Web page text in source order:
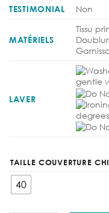
TESTIMONIAL Non
MATÉRIELS
Tissu
LAVER
TAILLE COUVERTURE
40